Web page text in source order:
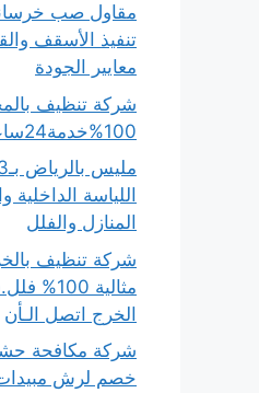
مقاول صب
تنفيذ الأسقف
معايير الجودة
شركة تنظيف
100%خدمة24ساعه و33% خصم فوري
اللياسة الداخلية
المنازل والفلل
مثالية
الخرج اتصل الـأن
خصم لرش